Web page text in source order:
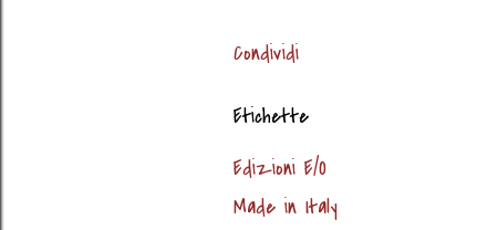
Condividi
Etichette
Edizioni E/O
Made in Italy